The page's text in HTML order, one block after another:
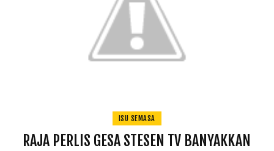
ISU SEMASA
RAJA PERLIS GESA STESEN TV BANYAKKAN